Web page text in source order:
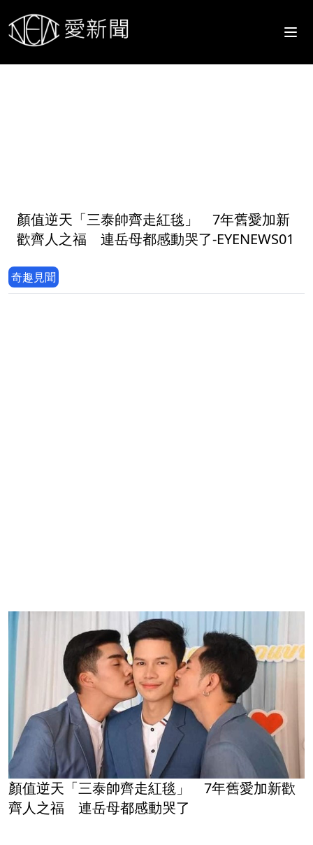
顏值逆天「三泰帥齊走紅毯」 7年舊愛加新
歡齊人之福 連岳母都感動哭了-EYENEWS01
奇趣見聞
顏值逆天「三泰帥齊走紅毯」 7年舊愛加新歡
齊人之福 連岳母都感動哭了